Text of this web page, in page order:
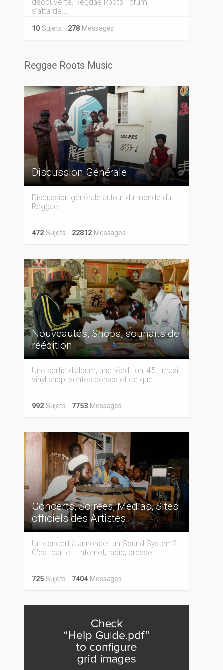
découverte, Reggae Roots Forum
s'attarde...
10Sujets 278Messages
Reggae Roots Music
Discussion Générale
Discussion générale autour du monde du
Reggae...
472Sujets 22812Messages
Nouveautés, Shops, souhaits de
réédition
Une sortie d'album, une réédition, 45t, maxi,
vinyl shop, ventes persos et ce que...
992Sujets 7753Messages
Concerts, Soirées, Médias, Sites
officiels des Artistes
Un concert à annoncer, un Sound System?
C'est par ici...Internet, radio, presse...
725Sujets 7404Messages